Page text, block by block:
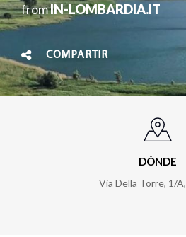
fromIN-LOMBARDIA.IT
COMPARTIR
DÓNDE
Via Della Torre, 1/A,